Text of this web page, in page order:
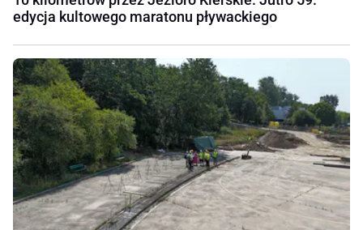
edycja kultowego maratonu pływackiego